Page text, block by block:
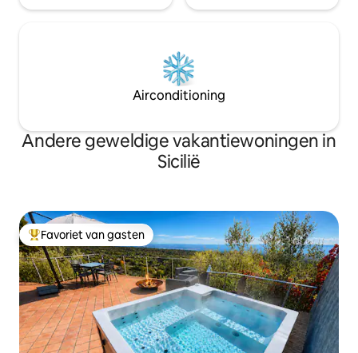
Airconditioning
Andere geweldige vakantiewoningen in
Sicilië
Topfavoriet van gasten
Favoriet van gasten